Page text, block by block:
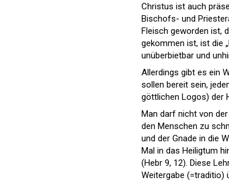
Christus ist auch
Bischofs- und
Fleisch geworden ist,
gekommen ist, ist die
unüberbietbar und
Allerdings gibt es ein
sollen bereit sein,
göttlichen Logos) der
Man darf nicht von der
den Menschen zu
und der Gnade in die
Mal in das Heiligtum
(Hebr 9, 12). Diese
Weitergabe (=traditio)